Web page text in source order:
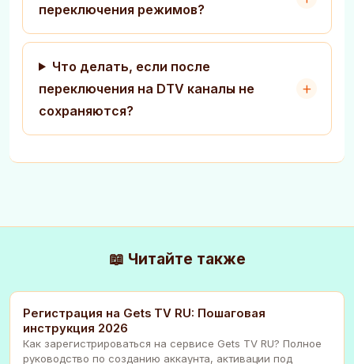
переключения режимов?
Что делать, если после
переключения на DTV каналы не
сохраняются?
📖 Читайте также
Регистрация на Gets TV RU: Пошаговая
инструкция 2026
Как зарегистрироваться на сервисе Gets TV RU? Полное
руководство по созданию аккаунта, активации под